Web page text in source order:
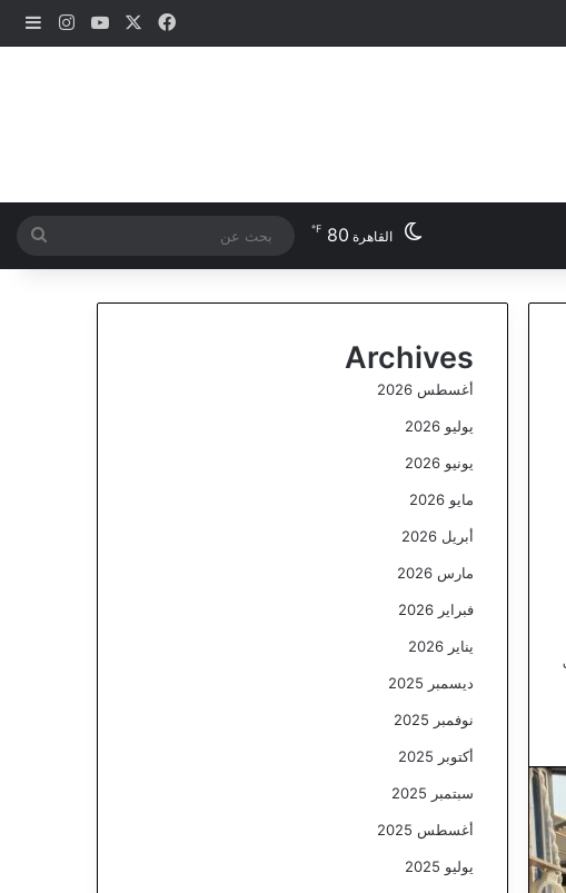
فيسبوك ‫YouTube
القاهرة 80
℉
عن
Archives
أغسطس 2026
يوليو 2026
يونيو 2026
مايو 2026
أبريل 2026
مارس 2026
فبراير 2026
يناير 2026
ديسمبر 2025
نوفمبر 2025
أكتوبر 2025
سبتمبر 2025
أغسطس 2025
يوليو 2025